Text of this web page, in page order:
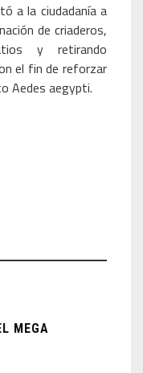
a la ciudadanía a
de criaderos,
y retirando
el fin de reforzar
Aedes aegypti.
MEGA